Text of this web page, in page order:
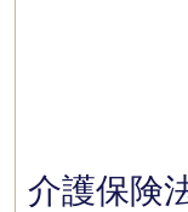
介護保険